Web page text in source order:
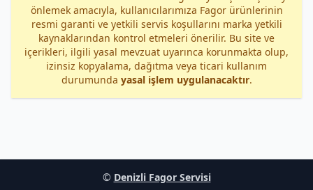
önlemek amacıyla, kullanıcılarımıza Fagor ürünlerinin
resmi garanti ve yetkili servis koşullarını marka yetkili
kaynaklarından kontrol etmeleri önerilir. Bu site ve
içerikleri, ilgili yasal mevzuat uyarınca korunmakta olup,
izinsiz kopyalama, dağıtma veya ticari kullanım
durumunda yasal işlem uygulanacaktır.
© Denizli Fagor Servisi